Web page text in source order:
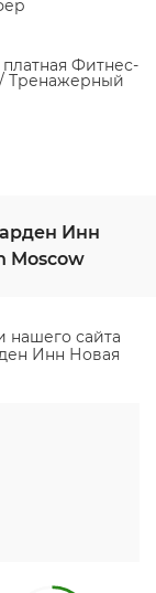
платная Фитнес-
Тренажерный
Инн
Moscow
нашего сайта
Инн Новая